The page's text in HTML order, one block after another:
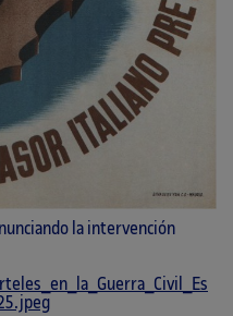
la intervención